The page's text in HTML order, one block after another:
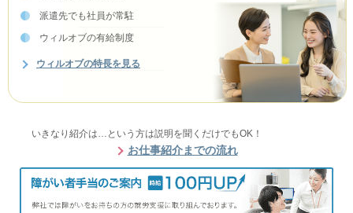
派遣先でも社員が常駐
ウィルオブの有給制度
ウィルオブの特長を見る
いきなり紹介は…という方は説明を聞くだけでもOK！
お仕事紹介までの流れ